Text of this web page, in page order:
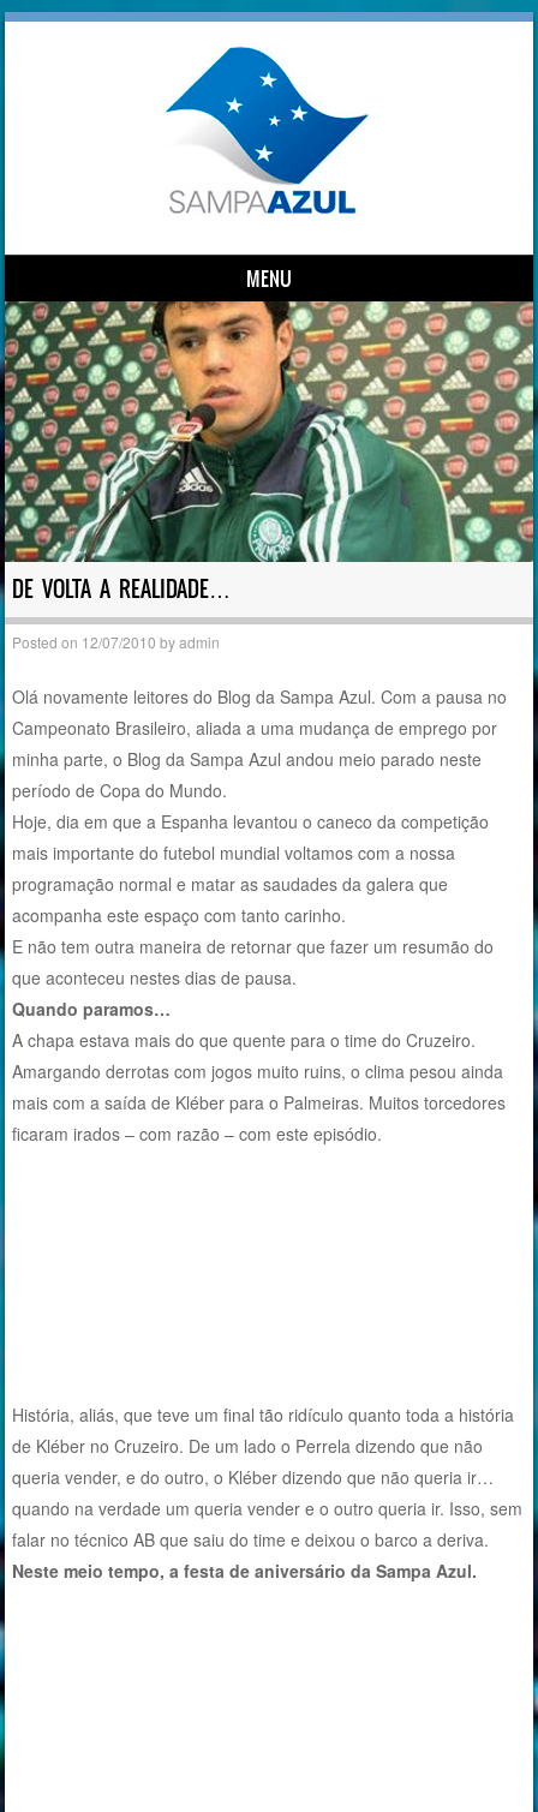
MENU
Skip to content
DE VOLTA A REALIDADE…
Posted on 12/07/2010 byadmin
Olá novamente leitores do Blog da Sampa Azul. Com a pausa no
Campeonato Brasileiro, aliada a uma mudança de emprego por
minha parte, o Blog da Sampa Azul andou meio parado neste
período de Copa do Mundo.
Hoje, dia em que a Espanha levantou o caneco da competição
mais importante do futebol mundial voltamos com a nossa
programação normal e matar as saudades da galera que
acompanha este espaço com tanto carinho.
E não tem outra maneira de retornar que fazer um resumão do
que aconteceu nestes dias de pausa.
Quando paramos…
A chapa estava mais do que quente para o time do Cruzeiro.
Amargando derrotas com jogos muito ruins, o clima pesou ainda
mais com a saída de Kléber para o Palmeiras. Muitos torcedores
ficaram irados – com razão – com este episódio.
História, aliás, que teve um final tão ridículo quanto toda a história
de Kléber no Cruzeiro. De um lado o Perrela dizendo que não
queria vender, e do outro, o Kléber dizendo que não queria ir…
quando na verdade um queria vender e o outro queria ir. Isso, sem
falar no técnico AB que saiu do time e deixou o barco a deriva.
Neste meio tempo, a festa de aniversário da Sampa Azul.